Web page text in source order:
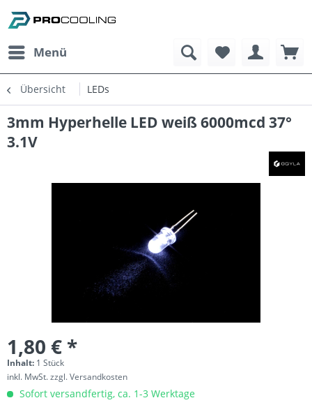
Menü
Übersicht LEDs
3mm Hyperhelle LED weiß 6000mcd 37°
3.1V
1,80 € *
Inhalt: 1 Stück
inkl. MwSt.zzgl. Versandkosten
Sofort versandfertig, ca. 1-3 Werktage